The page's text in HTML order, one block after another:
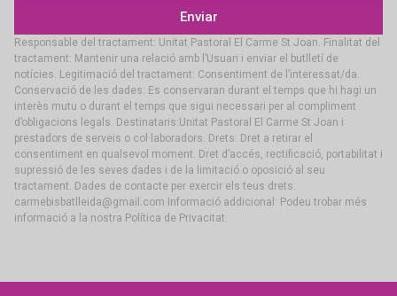
Enviar
Responsable del tractament: Unitat Pastoral El Carme St Joan. Finalitat del
tractament: Mantenir una relació amb l’Usuari i enviar el butlletí de
notícies. Legitimació del tractament: Consentiment de l’interessat/da.
Conservació de les dades: Es conservaran durant el temps que hi hagi un
interès mutu o durant el temps que sigui necessari per al compliment
d’obligacions legals. Destinataris:Unitat Pastoral El Carme St Joan i
prestadors de serveis o col·laboradors. Drets: Dret a retirar el
consentiment en qualsevol moment. Dret d’accés, rectificació, portabilitat i
supressió de les seves dades i de la limitació o oposició al seu
tractament. Dades de contacte per exercir els teus drets:
carmebisbatlleida@gmail.com Informació addicional: Podeu trobar més
informació a la nostra Política de Privacitat.